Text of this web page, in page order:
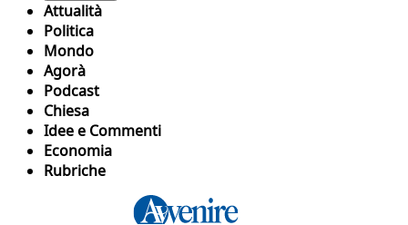
Attualità
Politica
Mondo
Agorà
Podcast
Chiesa
Idee e Commenti
Economia
Rubriche